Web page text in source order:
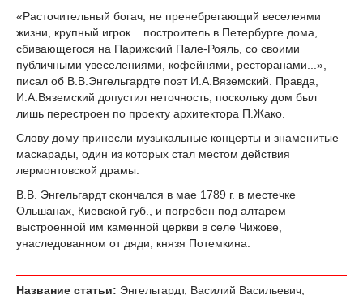
«Расточительный богач, не пренебрегающий веселеями
жизни, крупный игрок... построитель в Петербурге дома,
сбивающегося на Парижский Пале-Рояль, со своими
публичными увеселениями, кофейнями, ресторанами...», —
писал об В.В.Энгельгардте поэт И.А.Вяземский. Правда,
И.А.Вяземский допустил неточность, поскольку дом был
лишь перестроен по проекту архитектора П.Жако.
Слову дому принесли музыкальные концерты и знаменитые
маскарады, один из которых стал местом действия
лермонтовской драмы.
В.В. Энгельгардт скончался в мае 1789 г. в местечке
Ольшанах, Киевской губ., и погребен под алтарем
выстроенной им каменной церкви в селе Чижове,
унаследованном от дяди, князя Потемкина.
Название статьи: Энгельгардт, Василий Васильевич,